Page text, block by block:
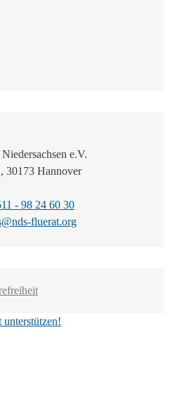
e.V.
30173 Hannover
- 98 24 60 30
fluerat.org
unterstützen!